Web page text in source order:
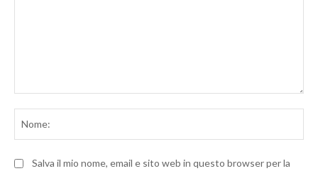
Salva il mio nome, email e sito web in questo browser per la